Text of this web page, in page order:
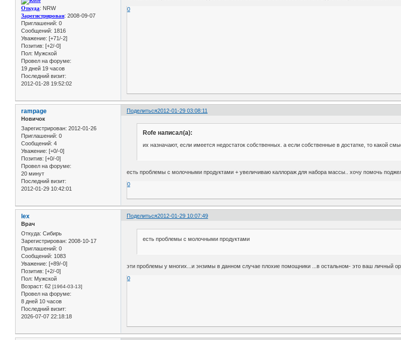
Откуда: NRW
Зарегистрирован: 2008-09-07
Приглашений: 0
Сообщений: 1816
Уважение: [+71/-2]
Позитив: [+2/-0]
Пол: Мужской
Провел на форуме:
19 дней 19 часов
Последний визит:
2012-01-28 19:52:02
0
Поделиться2012-01-29 03:08:11
rampage
Новичок
Зарегистрирован: 2012-01-26
Приглашений: 0
Сообщений: 4
Уважение: [+0/-0]
Позитив: [+0/-0]
Провел на форуме:
20 минут
Последний визит:
2012-01-29 10:42:01
Rofe написал(а):
их назначают, если имеется недостаток собственных. а если собственные в достатке, то какой
есть проблемы с молочными продуктами + увеличиваю каллораж для набора массы.. хочу помочь
0
Поделиться2012-01-29 10:07:49
lex
Врач
Откуда: Сибирь
Зарегистрирован: 2008-10-17
Приглашений: 0
Сообщений: 1083
Уважение: [+89/-0]
Позитив: [+2/-0]
Пол: Мужской
Возраст: 62 [1964-03-13]
Провел на форуме:
8 дней 10 часов
Последний визит:
2026-07-07 22:18:18
есть проблемы с молочными продуктами
эти проблемы у многих...и энзимы в данном случае плохие помощники ...в остальном- это ваш личный
0